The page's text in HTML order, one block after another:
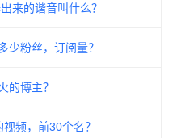
来的谐音叫什么？
少粉丝，订阅量？
的博主？
频，前30个名？